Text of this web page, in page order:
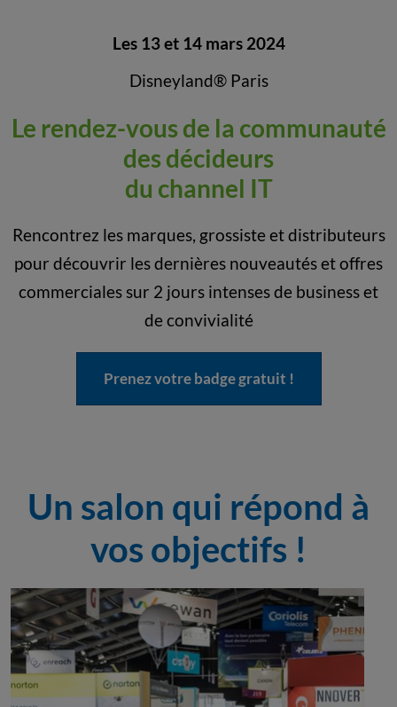
Les 13 et 14 mars 2024
Disneyland® Paris
Le rendez-vous de la communauté
des décideurs
du channel IT
Rencontrez les marques, grossiste et distributeurs
pour découvrir les dernières nouveautés et offres
commerciales sur 2 jours intenses de business et
de convivialité
Prenez votre badge gratuit !
Un salon qui répond à
vos objectifs !